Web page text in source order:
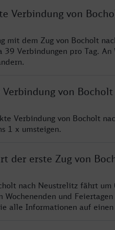
Verbindung von
mit dem Zug von Bocholt
Verbindungen pro Tag. An
von
Verbindung von Bocholt
1 x umsteigen.
der erste Zug von
nach Neustrelitz fährt
Wochenenden und
alle Informationen auf